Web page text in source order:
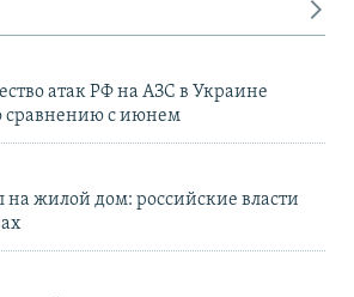
атак РФ на АЗС в Украине
сравнению с июнем
на жилой дом: российские власти